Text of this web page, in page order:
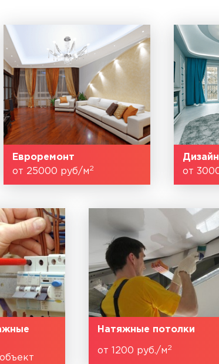
Евроремонт
от 25000 руб/м2
от
Натяжные потолки
от 1200 руб./м2